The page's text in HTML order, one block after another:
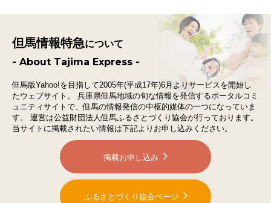
但馬情報特急について
- About Tajima Express -
但馬版Yahoo!を目指して2005年(平成17年)6月よりサービスを開始し
たウェブサイト。
兵庫県但馬地域の旬な情報を発信するポータルコミ
ュニティサイトで、但馬の情報発信の中枢的媒体の一つになっていま
す。
運営は公益財団法人但馬ふるさとづくり協会が行っております。
当サイトに掲載されたい情報は下記よりお申し込みください。
掲載お申し込み
ふるさとづくり協会ページ